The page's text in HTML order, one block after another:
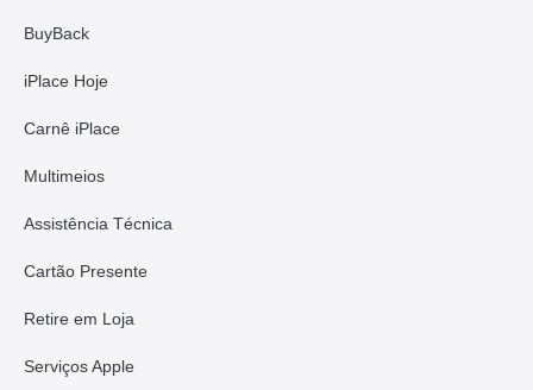
BuyBack
iPlace Hoje
Carnê iPlace
Multimeios
Assistência Técnica
Cartão Presente
Retire em Loja
Serviços Apple